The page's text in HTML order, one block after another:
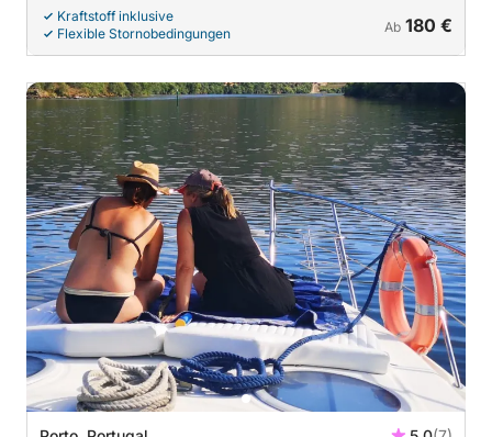
Kraftstoff inklusive
Flexible Stornobedingungen
Ab 180 €